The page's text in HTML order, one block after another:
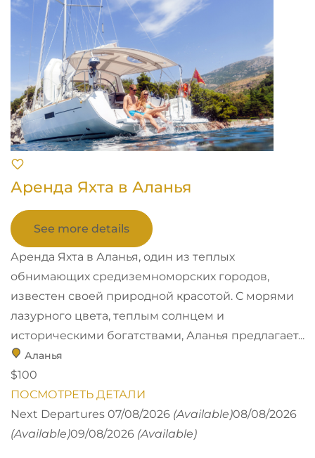
Аренда Яхта в Аланья
See more details
Аренда Яхта в Аланья, один из теплых
обнимающих средиземноморских городов,
известен своей природной красотой. С морями
лазурного цвета, теплым солнцем и
историческими богатствами, Аланья предлагает...
Аланья
$100
ПОСМОТРЕТЬ ДЕТАЛИ
Next Departures 07/08/2026 (Available)08/08/2026
(Available)09/08/2026 (Available)